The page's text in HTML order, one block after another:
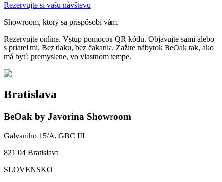
Rezervujte si vašu návštevu
Showroom, ktorý sa prispôsobí vám.
Rezervujte online. Vstup pomocou QR kódu. Objavujte sami alebo
s priateľmi. Bez tlaku, bez čakania. Zažite nábytok BeOak tak, ako
má byť: premyslene, vo vlastnom tempe.
Bratislava
BeOak by Javorina Showroom
Galvaniho 15/A, GBC III
821 04 Bratislava
SLOVENSKO